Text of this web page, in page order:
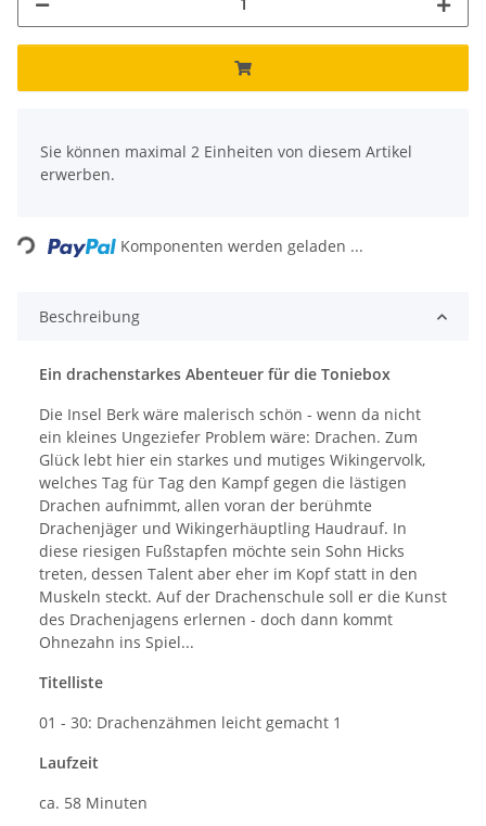
Sie können maximal 2 Einheiten von diesem Artikel
erwerben.
Loading... Komponenten werden geladen ...
Beschreibung
Ein drachenstarkes Abenteuer für die Toniebox
Die Insel Berk wäre malerisch schön - wenn da nicht
ein kleines Ungeziefer Problem wäre: Drachen. Zum
Glück lebt hier ein starkes und mutiges Wikingervolk,
welches Tag für Tag den Kampf gegen die lästigen
Drachen aufnimmt, allen voran der berühmte
Drachenjäger und Wikingerhäuptling Haudrauf. In
diese riesigen Fußstapfen möchte sein Sohn Hicks
treten, dessen Talent aber eher im Kopf statt in den
Muskeln steckt. Auf der Drachenschule soll er die Kunst
des Drachenjagens erlernen - doch dann kommt
Ohnezahn ins Spiel...
Titelliste
01 - 30: Drachenzähmen leicht gemacht 1
Laufzeit
ca. 58 Minuten